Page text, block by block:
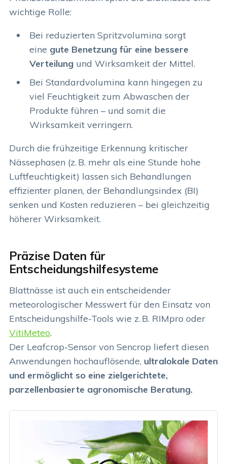
wichtige Rolle:
Bei reduzierten Spritzvolumina sorgt
eine gute Benetzung für eine bessere
Verteilungund Wirksamkeit der Mittel.
Bei Standardvolumina kann hingegen zu
viel Feuchtigkeit zum Abwaschen der
Produkte führen – und somit die
Wirksamkeit verringern.
Durch die frühzeitige Erkennung kritischer
Nässephasen (z. B. mehr als eine Stunde hohe
Luftfeuchtigkeit) lassen sich Behandlungen
effizienter planen, der Behandlungsindex (BI)
senken und Kosten reduzieren – bei gleichzeitig
höherer Wirksamkeit.
Präzise Daten für
Entscheidungshilfesysteme
Blattnässe ist auch ein entscheidender
meteorologischer Messwert für den Einsatz von
Entscheidungshilfe-Tools wie z. B. RIMpro oder
VitiMeteo.
Der Leafcrop-Sensor von Sencrop liefert diesen
Anwendungen hochauflösende, ultralokale Daten
und ermöglicht so eine zielgerichtete,
parzellenbasierte agronomische Beratung.